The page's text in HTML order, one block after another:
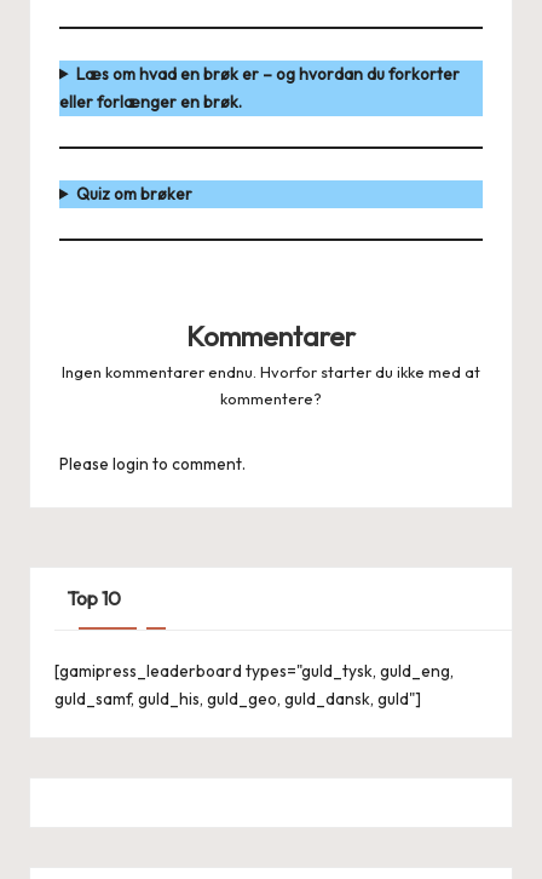
Læs om hvad en brøk er – og hvordan du forkorter
eller forlænger en brøk.
Quiz om brøker
Kommentarer
Ingen kommentarer endnu. Hvorfor starter du ikke med at
kommentere?
Please login to comment.
Top 10
[gamipress_leaderboard types="guld_tysk, guld_eng,
guld_samf, guld_his, guld_geo, guld_dansk, guld"]